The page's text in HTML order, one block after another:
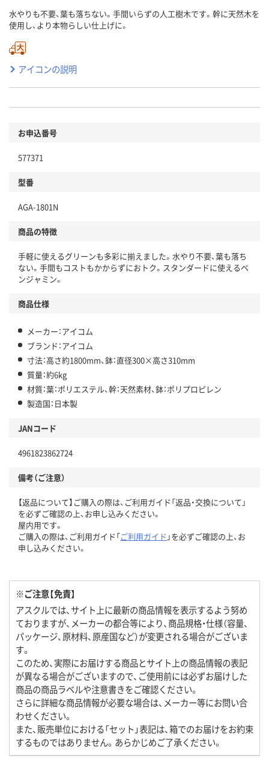
水やりも不要、葉も落ちない。手間いらずの人工樹木です。幹に天然木を
使用し、より本物らしい仕上げに。
アイコンの説明
お申込番号
577371
型番
AGA-1801N
商品の特徴
手軽に使えるグリーンも多彩に揃えました。水やり不要、葉も落ち
ない。手間もコストもかからずにおトク。スタンダードに使えるベ
ンジャミン。
商品仕様
メーカー：アイコム
ブランド：アイコム
寸法：高さ約1800mm、鉢：直径300×高さ310mm
質量：約6kg
材質：葉：ポリエステル、幹：天然素材、鉢：ポリプロピレン
製造国：日本製
JANコード
4961823862724
備考（ご注意）
【返品について】ご購入の際は、ご利用ガイド「返品・交換について」
を必ずご確認の上、お申し込みください。
屋内用です。
ご購入の際は、ご利用ガイド「ご利用ガイド 」を必ずご確認の上、お
申し込みください。
※ご注意【免責】
アスクルでは、サイト上に最新の商品情報を表示するよう努め
ておりますが、メーカーの都合等により、商品規格・仕様（容量、
パッケージ、原材料、原産国など）が変更される場合がございま
す。
このため、実際にお届けする商品とサイト上の商品情報の表記
が異なる場合がございますので、ご使用前には必ずお届けした
商品の商品ラベルや注意書きをご確認ください。
さらに詳細な商品情報が必要な場合は、メーカー等にお問い合
わせください。
また、販売単位における「セット」表記は、箱でのお届けをお約束
するものではありません。あらかじめご了承ください。